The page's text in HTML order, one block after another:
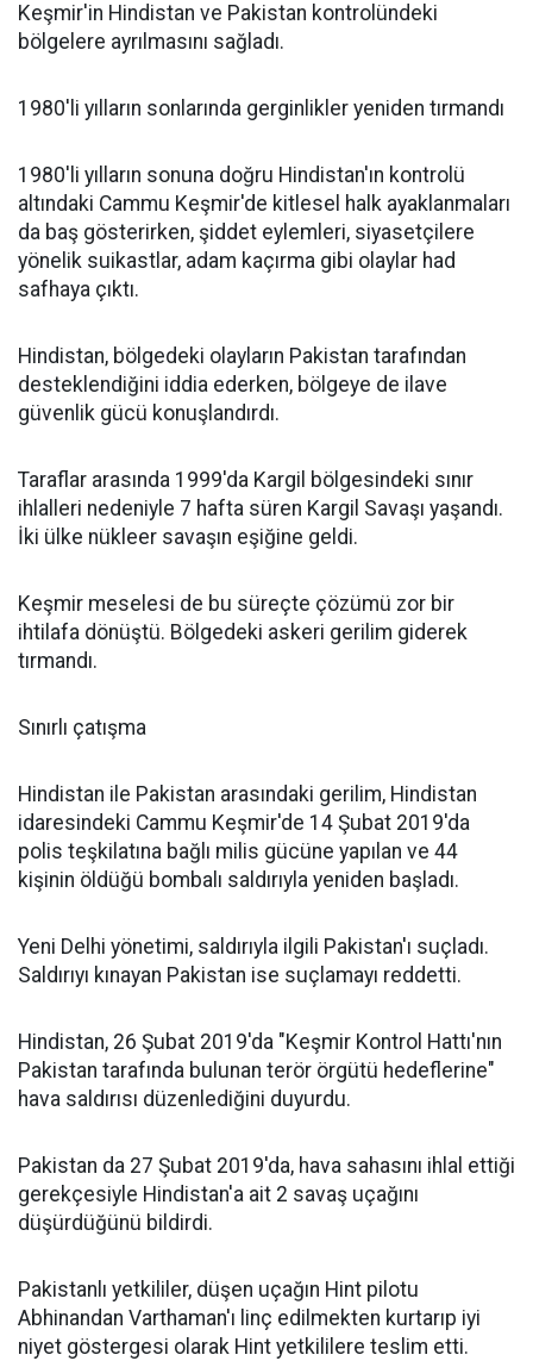
Keşmir'in Hindistan ve Pakistan kontrolündeki
bölgelere ayrılmasını sağladı.
1980'li yılların sonlarında gerginlikler yeniden tırmandı
1980'li yılların sonuna doğru Hindistan'ın kontrolü
altındaki Cammu Keşmir'de kitlesel halk ayaklanmaları
da baş gösterirken, şiddet eylemleri, siyasetçilere
yönelik suikastlar, adam kaçırma gibi olaylar had
safhaya çıktı.
Hindistan, bölgedeki olayların Pakistan tarafından
desteklendiğini iddia ederken, bölgeye de ilave
güvenlik gücü konuşlandırdı.
Taraflar arasında 1999'da Kargil bölgesindeki sınır
ihlalleri nedeniyle 7 hafta süren Kargil Savaşı yaşandı.
İki ülke nükleer savaşın eşiğine geldi.
Keşmir meselesi de bu süreçte çözümü zor bir
ihtilafa dönüştü. Bölgedeki askeri gerilim giderek
tırmandı.
Sınırlı çatışma
Hindistan ile Pakistan arasındaki gerilim, Hindistan
idaresindeki Cammu Keşmir'de 14 Şubat 2019'da
polis teşkilatına bağlı milis gücüne yapılan ve 44
kişinin öldüğü bombalı saldırıyla yeniden başladı.
Yeni Delhi yönetimi, saldırıyla ilgili Pakistan'ı suçladı.
Saldırıyı kınayan Pakistan ise suçlamayı reddetti.
Hindistan, 26 Şubat 2019'da "Keşmir Kontrol Hattı'nın
Pakistan tarafında bulunan terör örgütü hedeflerine"
hava saldırısı düzenlediğini duyurdu.
Pakistan da 27 Şubat 2019'da, hava sahasını ihlal ettiği
gerekçesiyle Hindistan'a ait 2 savaş uçağını
düşürdüğünü bildirdi.
Pakistanlı yetkililer, düşen uçağın Hint pilotu
Abhinandan Varthaman'ı linç edilmekten kurtarıp iyi
niyet göstergesi olarak Hint yetkililere teslim etti.